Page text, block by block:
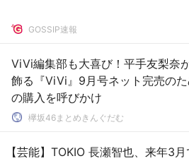
GOSSIP速報
ViVi編集部も大喜び！平手友梨奈
飾る『ViVi』9月号ネット完売の
の購入を呼びかけ
欅坂46まとめきんぐだむ
【芸能】TOKIO 長瀬智也、来年3